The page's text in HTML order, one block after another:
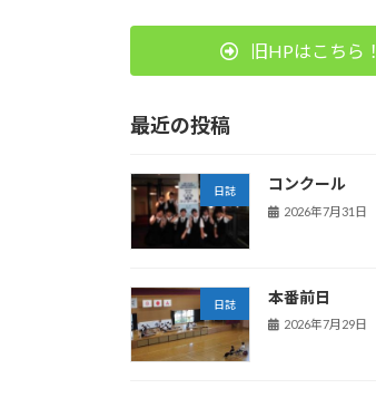
旧HPはこちら！
最近の投稿
日誌 コンクール
2026年7月31日
日誌 本番前日
2026年7月29日